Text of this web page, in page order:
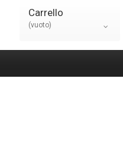
Carrello
(vuoto)